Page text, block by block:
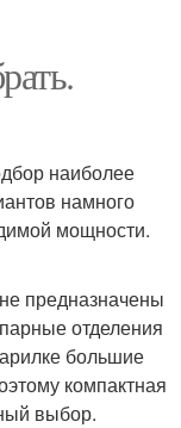
наиболее
намного
мощности.
предназначены
отделения
большие
компактная
выбор.